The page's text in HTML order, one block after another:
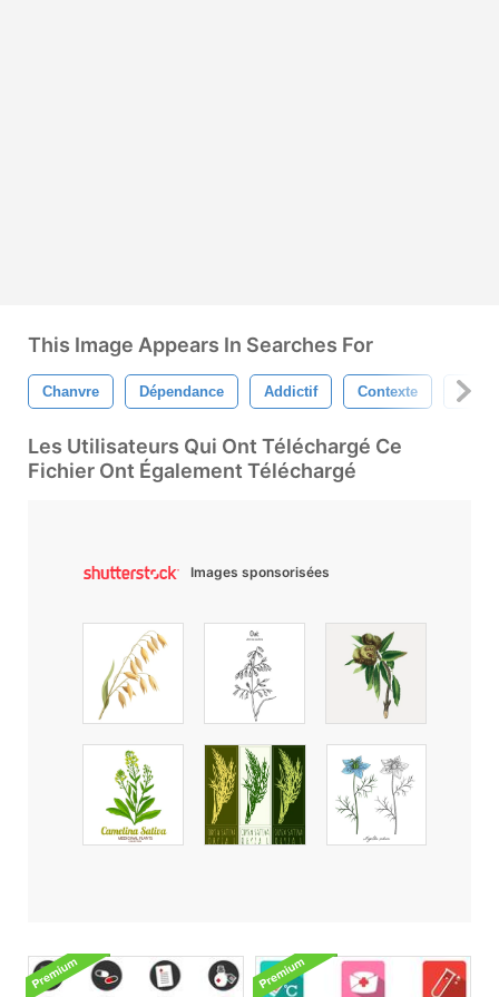
This Image Appears In Searches For
Chanvre Dépendance Addictif Contexte
Les Utilisateurs Qui Ont Téléchargé Ce
Fichier Ont Également Téléchargé
Images sponsorisées